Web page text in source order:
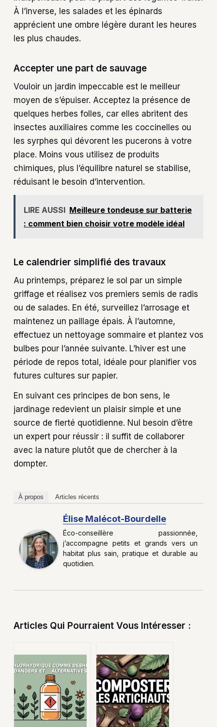
À l’inverse, les salades et les épinards
apprécient une ombre légère durant les heures
les plus chaudes.
Accepter une part de sauvage
Vouloir un jardin impeccable est le meilleur
moyen de s’épuiser. Acceptez la présence de
quelques herbes folles, car elles abritent des
insectes auxiliaires comme les coccinelles ou
les syrphes qui dévorent les pucerons à votre
place. Moins vous utilisez de produits
chimiques, plus l’équilibre naturel se stabilise,
réduisant le besoin d’intervention.
LIRE AUSSI Meilleure tondeuse sur batterie
: comment bien choisir votre modèle idéal
Le calendrier simplifié des travaux
Au printemps, préparez le sol par un simple
griffage et réalisez vos premiers semis de radis
ou de salades. En été, surveillez l’arrosage et
maintenez un paillage épais. À l’automne,
effectuez un nettoyage sommaire et plantez vos
bulbes pour l’année suivante. L’hiver est une
période de repos total, idéale pour planifier vos
futures cultures sur papier.
En suivant ces principes de bon sens, le
jardinage redevient un plaisir simple et une
source de fierté quotidienne. Nul besoin d’être
un expert pour réussir : il suffit de collaborer
avec la nature plutôt que de chercher à la
dompter.
À propos Articles récents
Élise Malécot-Bourdelle
Éco-conseillère passionnée,
j’accompagne petits et grands vers un
habitat plus sain, pratique et durable au
quotidien.
Articles Qui Pourraient Vous Intéresser :